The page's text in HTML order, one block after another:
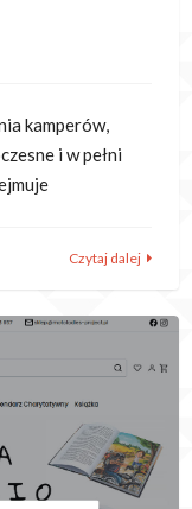
kamperów,
i w pełni
Czytaj dalej